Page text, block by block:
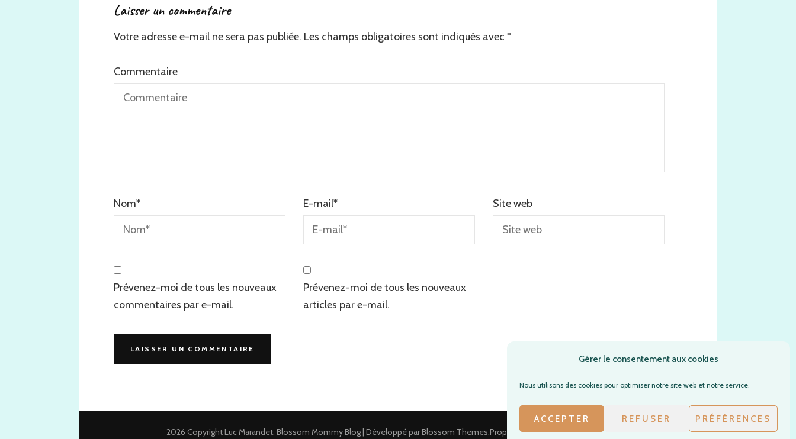
Gérer le consentement aux cookies
Nous utilisons des cookies pour optimiser notre site web et notre service.
ACCEPTER REFUSER PRÉFÉRENCES
Laisser un commentaire
Votre adresse e-mail ne sera pas publiée. Les champs obligatoires sont indiqués avec *
Commentaire
Nom* E-mail* Site web
Prévenez-moi de tous les nouveaux
commentaires par e-mail.
Prévenez-moi de tous les nouveaux
articles par e-mail.
2026 CopyrightLuc Marandet. Blossom Mommy Blog | Développé parBlossom Themes.Propulsé parWordPress. Privacy Policy